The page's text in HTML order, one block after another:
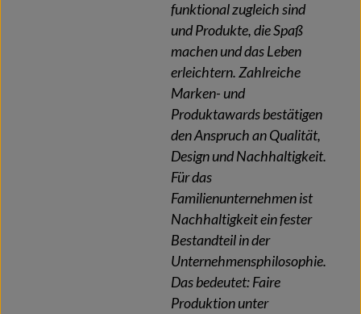
funktional zugleich sind
und Produkte, die Spaß
machen und das Leben
erleichtern. Zahlreiche
Marken- und
Produktawards bestätigen
den Anspruch an Qualität,
Design und Nachhaltigkeit.
Für das
Familienunternehmen ist
Nachhaltigkeit ein fester
Bestandteil in der
Unternehmensphilosophie.
Das bedeutet: Faire
Produktion unter